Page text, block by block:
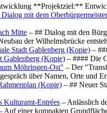
**Projektziel:**
mit dem Oberbürgermeister
Mitte – ## Dialog mit den
der Wilhelmsbrücke
Stadt Gablenberg (Kopie) –
Gablenberg (Kopie) – #### Die
Möhringen-Ost" – Der
über Namen, Orte und
(Kopie) – ## Neuer
Kulturamt-Entrées – Anlässlich
Auf einer kompakten